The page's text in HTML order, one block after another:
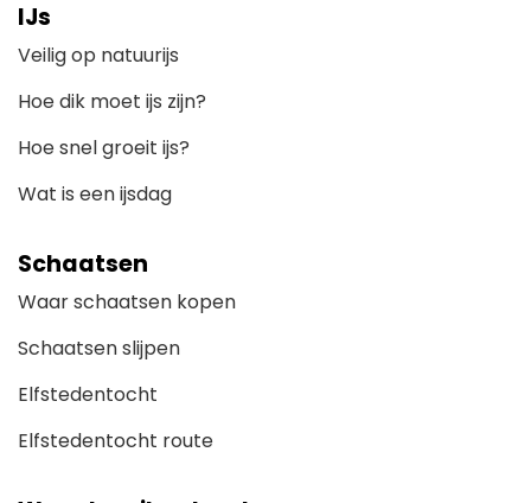
IJs
Veilig op natuurijs
Hoe dik moet ijs zijn?
Hoe snel groeit ijs?
Wat is een ijsdag
Schaatsen
Waar schaatsen kopen
Schaatsen slijpen
Elfstedentocht
Elfstedentocht route